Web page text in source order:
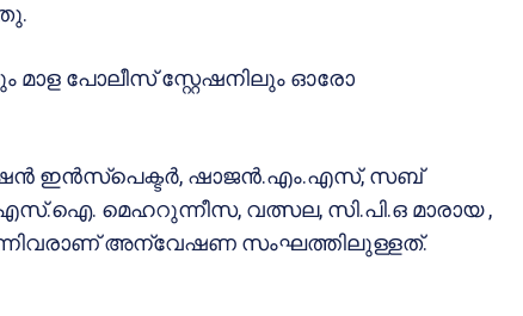
മാള പോലീസ് സ്റ്റേഷനിലും ഓരോ
ഇൻസ്പെക്ട‍‍ർ, ഷാജൻ.എം.എസ്, സബ്
മെഹറുന്നീസ, വത്സല, സി.പി.ഒ മാരായ ,
അന്വേഷണ സംഘത്തിലുള്ളത്.